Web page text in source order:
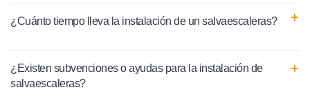
¿Cuánto tiempo lleva la instalación de un salvaescaleras?
¿Existen subvenciones o ayudas para la instalación de
salvaescaleras?